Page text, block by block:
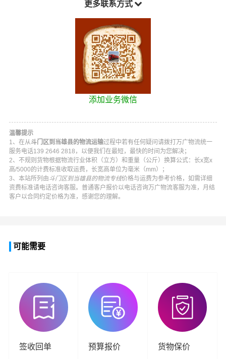
更多联系方式
添加业务微信
温馨提示
1、在从斗门区到当雄县的物流运输过程中若有任何疑问请拨打 万广物流统一
服务电话139 2646 2818 ，以便我们在最短，最快的时间为您解决；
2、不规则货物根据物流行业体积（立方）和重量（公斤）换算公式：长x宽x
高/5000的计费标准收取运费，长宽高单位为毫米（mm）；
3、本站所列由斗门区到当雄县的物流专线价格与运费为参考价格，如需详细
资费标准请电话咨询客服。普通客户报价以电话咨询万广物流客服为准，月结
客户以合同约定价格为准，感谢您的理解。
可能需要
签收回单 预算报价 货物保价